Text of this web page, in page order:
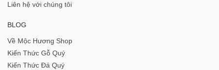
Liên hệ với chúng tôi
BLOG
Về Mộc Hương Shop
Kiến Thức Gỗ Quý
Kiến Thức Đá Quý